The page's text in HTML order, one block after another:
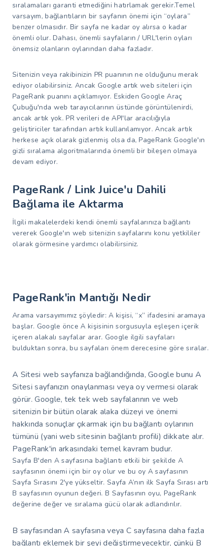
sıralamaları garanti etmediğini hatırlamak gerekir.Temel
varsayım, bağlantıların bir sayfanın önemi için “oylara”
benzer olmasıdır. Bir sayfa ne kadar oy alırsa o kadar
önemli olur. Dahası, önemli sayfaların / URL'lerin oyları
önemsiz olanların oylarından daha fazladır.
Sitenizin veya rakibinizin PR puanının ne olduğunu merak
ediyor olabilirsiniz. Ancak Google artık web siteleri için
PageRank puanını açıklamıyor. Eskiden Google Araç
Çubuğu'nda web tarayıcılarının üstünde görüntülenirdi,
ancak artık yok. PR verileri de API'lar aracılığıyla
geliştiriciler tarafından artık kullanılamıyor. Ancak artık
herkese açık olarak gizlenmiş olsa da, PageRank Google'ın
gizli sıralama algoritmalarında önemli bir bileşen olmaya
devam ediyor.
PageRank / Link Juice'u Dahili
Bağlama ile Aktarma
İlgili makalelerdeki kendi önemli sayfalarınıza bağlantı
vererek Google'ın web sitenizin sayfalarını konu yetkililer
olarak görmesine yardımcı olabilirsiniz.
PageRank'in Mantığı Nedir
Arama varsayımımız şöyledir: A kişisi, “x” ifadesini aramaya
başlar. Google önce A kişisinin sorgusuyla eşleşen içerik
içeren alakalı sayfalar arar. Google ilgili sayfaları
bulduktan sonra, bu sayfaları önem derecesine göre sıralar.
A Sitesi web sayfanıza bağlandığında, Google bunu A
Sitesi sayfanızın onaylanması veya oy vermesi olarak
görür. Google, tek tek web sayfalarının ve web
sitenizin bir bütün olarak alaka düzeyi ve önemi
hakkında sonuçlar çıkarmak için bu bağlantı oylarının
tümünü (yani web sitesinin bağlantı profili) dikkate alır.
PageRank'in arkasındaki temel kavram budur.
Sayfa B'den A sayfasına bağlantı etkili bir şekilde A
sayfasının önemi için bir oy olur ve bu oy A sayfasının
Sayfa Sırasını 2'ye yükseltir. Sayfa A’nın ilk Sayfa Sırası artı
B sayfasının oyunun değeri. B Sayfasının oyu, PageRank
değerine değer ve sıralama gücü olarak adlandırılır.
B sayfasından A sayfasına veya C sayfasına daha fazla
bağlantı eklemek bir şeyi değiştirmeyecektir, çünkü B